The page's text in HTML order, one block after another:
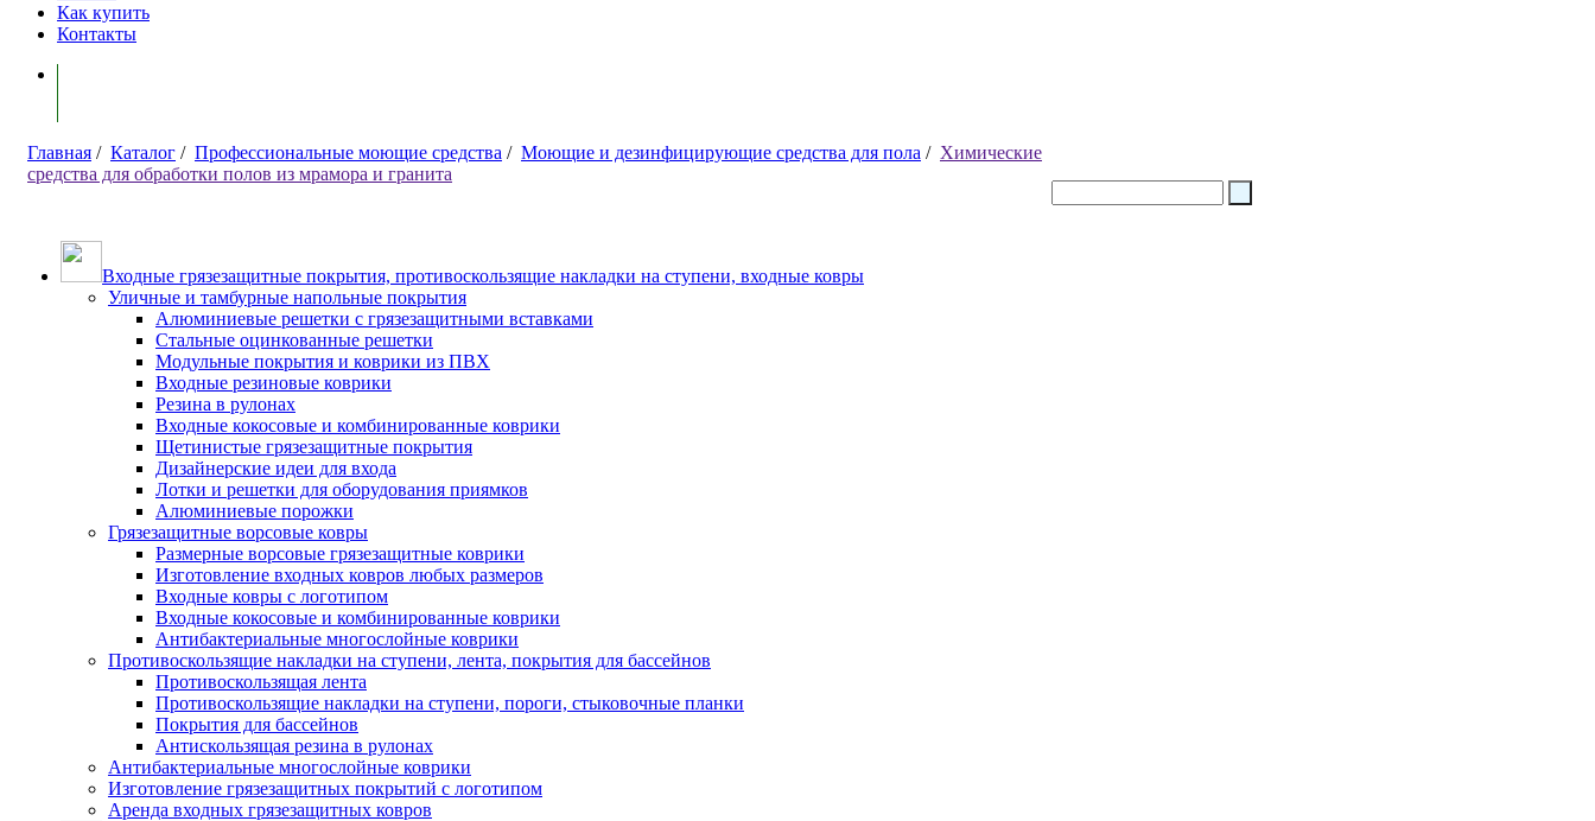
Как купить
Контакты
Главная / Каталог / Профессиональные моющие средства / Моющие и дезинфицирующие средства для пола / Химические
средства для обработки полов из мрамора и гранита
Входные грязезащитные покрытия, противоскользящие накладки на ступени, входные ковры
Уличные и тамбурные напольные покрытия
Алюминиевые решетки с грязезащитными вставками
Стальные оцинкованные решетки
Модульные покрытия и коврики из ПВХ
Входные резиновые коврики
Резина в рулонах
Входные кокосовые и комбинированные коврики
Щетинистые грязезащитные покрытия
Дизайнерские идеи для входа
Лотки и решетки для оборудования приямков
Алюминиевые порожки
Грязезащитные ворсовые ковры
Размерные ворсовые грязезащитные коврики
Изготовление входных ковров любых размеров
Входные ковры с логотипом
Входные кокосовые и комбинированные коврики
Антибактериальные многослойные коврики
Противоскользящие накладки на ступени, лента, покрытия для бассейнов
Противоскользящая лента
Противоскользящие накладки на ступени, пороги, стыковочные планки
Покрытия для бассейнов
Антискользящая резина в рулонах
Антибактериальные многослойные коврики
Изготовление грязезащитных покрытий с логотипом
Аренда входных грязезащитных ковров